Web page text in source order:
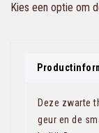
Kies een optie om
Deze zwarte
geur en de